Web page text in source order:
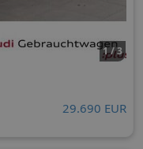
1 / 3
29.690 EUR